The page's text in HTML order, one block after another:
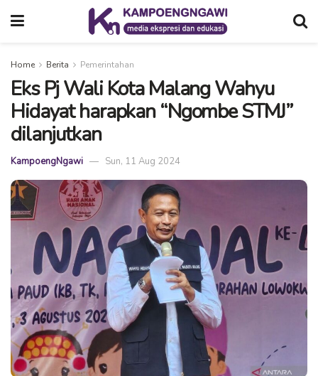
Home Berita Pemerintahan
Eks Pj Wali Kota Malang Wahyu
Hidayat harapkan “Ngombe STMJ”
dilanjutkan
KampoengNgawi Sun, 11 Aug 2024